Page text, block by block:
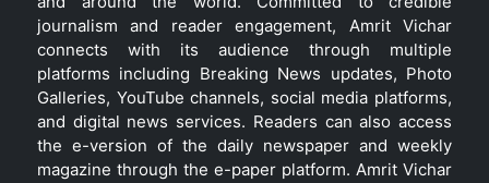
journalism and reader engagement, Amrit Vichar
connects with its audience through multiple
platforms including Breaking News updates, Photo
Galleries, YouTube channels, social media platforms,
and digital news services. Readers can also access
the e-version of the daily newspaper and weekly
magazine through the e-paper platform. Amrit Vichar